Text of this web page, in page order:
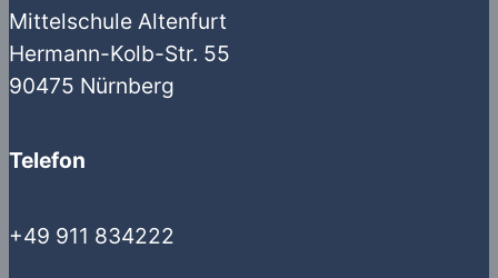
Mittelschule Altenfurt
Hermann-Kolb-Str. 55
90475 Nürnberg
Telefon
+49 911 834222